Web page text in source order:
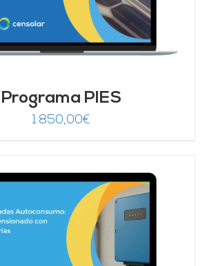
Programa PIES
1.850,00€